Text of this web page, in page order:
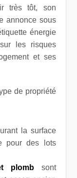
très tôt, son
annonce sous
énergie
les risques
et ses
de propriété
la surface
pour des lots
plombsont